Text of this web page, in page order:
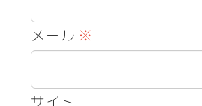
メール ※
サイト